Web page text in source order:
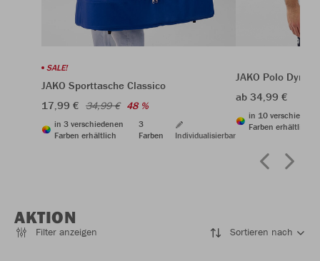
SALE!
JAKO Sporttasche Classico
17,99 € 34,99 € 48 %
in 3 verschiedenen
Farben erhältlich
3
Farben
Individualisierbar
JAKO Polo
ab 34,99 €
in 10
Farben erhältlich
AKTION
Filter anzeigen Sortieren nach